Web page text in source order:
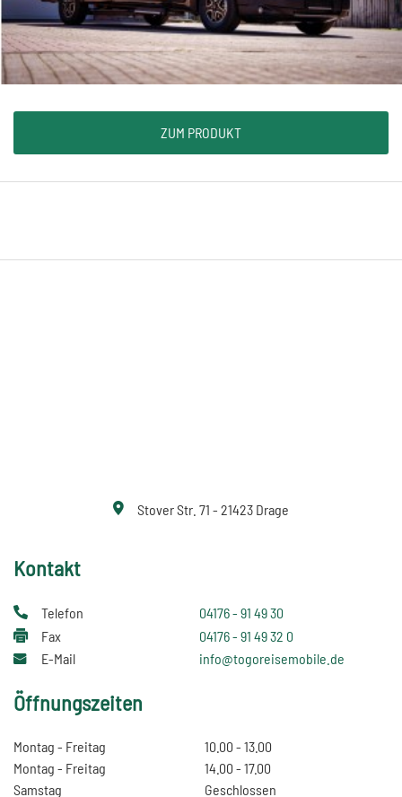
ZUM PRODUKT
Stover Str. 71 - 21423 Drage
Kontakt
Telefon
04176 - 91 49 30
Fax
04176 - 91 49 32 0
E-Mail
info@togoreisemobile.de
Öffnungszeiten
Montag - Freitag
10.00 - 13.00
Montag - Freitag
14.00 - 17.00
Samstag
Geschlossen